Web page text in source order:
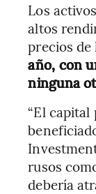
Los
altos
precios de
año, con
ninguna
“El
rusos
debería